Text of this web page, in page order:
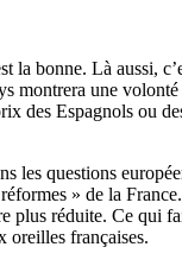
la bonne. Là aussi,
montrera une
des Espagnols ou
les questions
» de la
plus réduite. Ce qui
oreilles françaises.